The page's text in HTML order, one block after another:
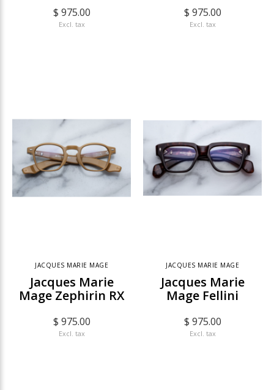
$ 975.00
Excl. tax
$ 975.00
Excl. tax
JACQUES MARIE MAGE
Jacques Marie
Mage Zephirin RX
$ 975.00
Excl. tax
JACQUES MARIE MAGE
Jacques Marie
Mage Fellini
$ 975.00
Excl. tax